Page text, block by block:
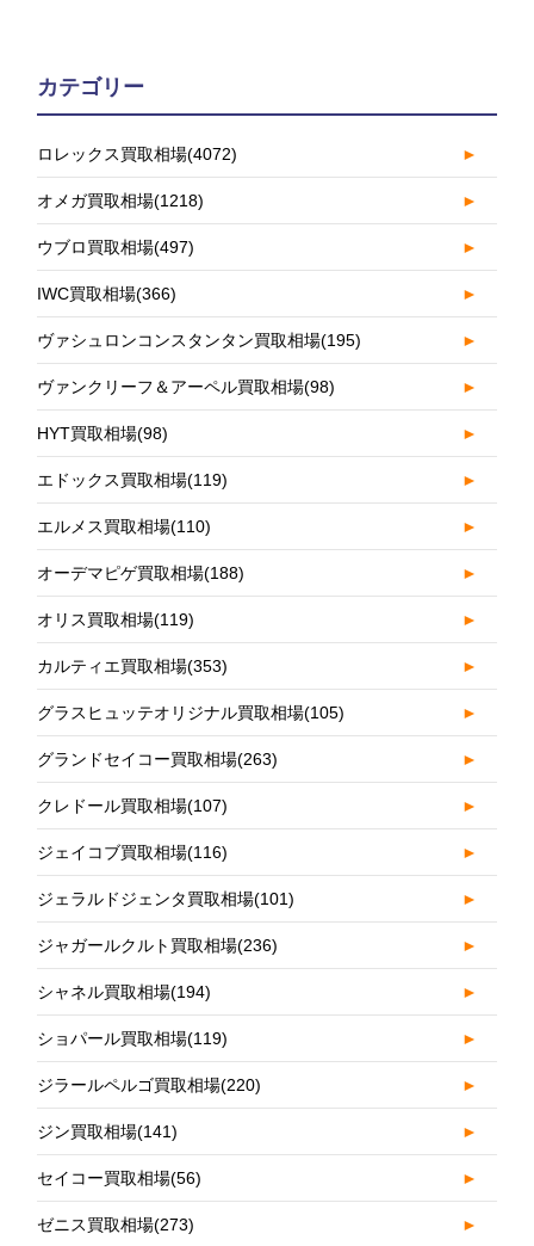
カテゴリー
ロレックス買取相場(4072) ►
オメガ買取相場(1218) ►
ウブロ買取相場(497) ►
IWC買取相場(366) ►
ヴァシュロンコンスタンタン買取相場(195) ►
ヴァンクリーフ＆アーペル買取相場(98) ►
HYT買取相場(98) ►
エドックス買取相場(119) ►
エルメス買取相場(110) ►
オーデマピゲ買取相場(188) ►
オリス買取相場(119) ►
カルティエ買取相場(353) ►
グラスヒュッテオリジナル買取相場(105) ►
グランドセイコー買取相場(263) ►
クレドール買取相場(107) ►
ジェイコブ買取相場(116) ►
ジェラルドジェンタ買取相場(101) ►
ジャガールクルト買取相場(236) ►
シャネル買取相場(194) ►
ショパール買取相場(119) ►
ジラールペルゴ買取相場(220) ►
ジン買取相場(141) ►
セイコー買取相場(56) ►
ゼニス買取相場(273) ►